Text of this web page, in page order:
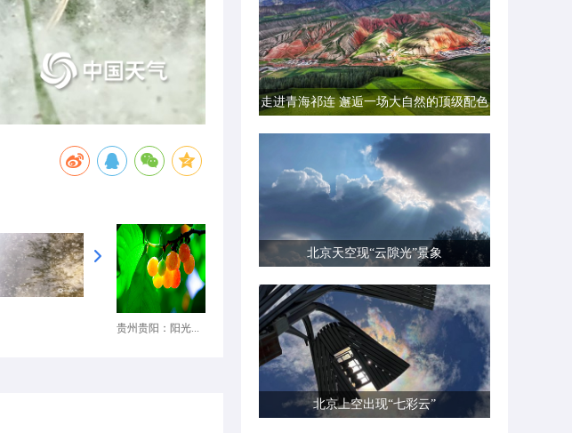
贵州贵阳：阳光...
走进青海祁连 邂逅一场大自然的顶级配色
北京天空现“云隙光”景象
北京上空出现“七彩云”